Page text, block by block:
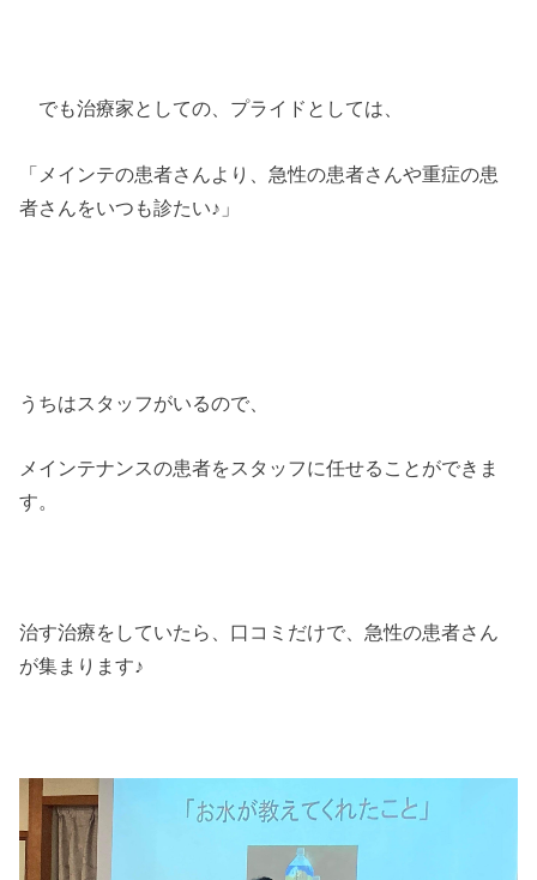
でも治療家としての、プライドとしては、
「メインテの患者さんより、急性の患者さんや重症の患
者さんをいつも診たい♪」
うちはスタッフがいるので、
メインテナンスの患者をスタッフに任せることができま
す。
治す治療をしていたら、口コミだけで、急性の患者さん
が集まります♪